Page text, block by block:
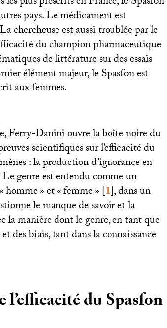
pays. Le médicament est
chercheuse est aussi troublée par le
du champion pharmaceutique
de littérature sur des essais
élément majeur, le Spasfon est
aux femmes.
Ferry-Danini ouvre la boîte noire du
scientifiques sur l’efficacité du
: la production d’ignorance en
genre est entendu comme un
homme» et «femme»[1], dans un
le manque de savoir et la
la manière dont le genre, en tant que
des biais, tant dans la connaissance
l’efficacité du Spasfon